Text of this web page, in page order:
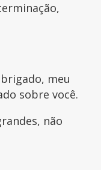
meu
sobre você.
não